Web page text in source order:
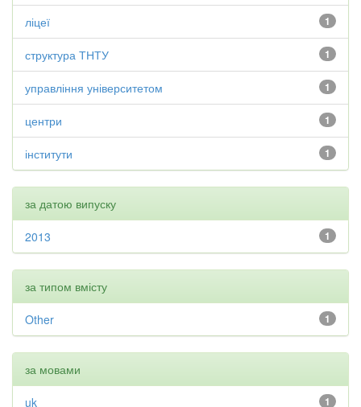
1
ліцеї
1
структура ТНТУ
1
управління університетом
1
центри
1
інститути
за датою випуску
1
2013
за типом вмісту
1
Other
за мовами
1
uk